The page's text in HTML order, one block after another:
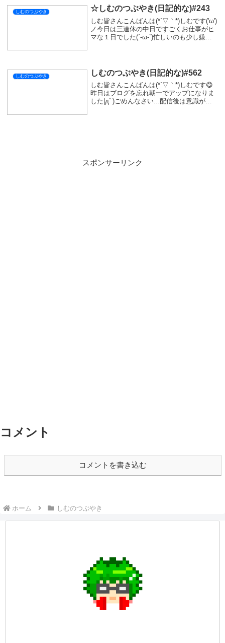
全...
しむのつぶやき ☆しむのつぶやき(日記的な)#243
しむ皆さんこんばんは(*´▽｀*)しむです('ω')
ノ今日は三連休の中日ですごくお仕事がヒ
マな１日でした(´-ω-`)忙しいのも少し嫌だ
しむのつぶやき しむのつぶやき(日記的な)#562
しむ皆さんこんばんは(*´▽｀*)しむです😋
昨日はブログを忘れ朝一でアップになりま
した|дﾟ)ごめんなさい...配信後は意識が朦
スポンサーリンク
コメント
コメントを書き込む
ホーム しむのつぶやき